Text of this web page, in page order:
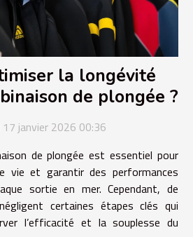
la longévité
de plongée ?
17 janvier 2026 00:36
de plongée est essentiel pour
vie et garantir des performances
sortie en mer. Cependant, de
certaines étapes clés qui
l’efficacité et la souplesse du